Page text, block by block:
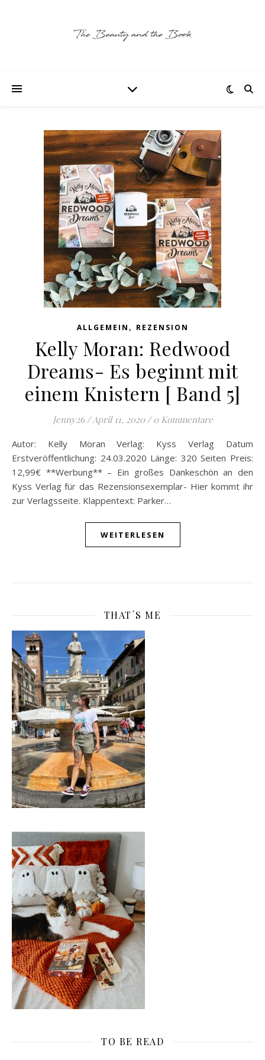
ALLGEMEIN , REZENSION
Kelly Moran: Redwood
Dreams- Es beginnt mit
einem Knistern [ Band 5]
Jenny26 /April 11, 2020 / 0 Kommentare
Autor: Kelly Moran Verlag: Kyss Verlag Datum
Erstveröffentlichung: 24.03.2020 Länge: 320 Seiten Preis:
12,99€ **Werbung** – Ein großes Dankeschön an den
Kyss Verlag für das Rezensionsexemplar- Hier kommt ihr
zur Verlagsseite. Klappentext: Parker…
WEITERLESEN
THAT´S ME
TO BE READ